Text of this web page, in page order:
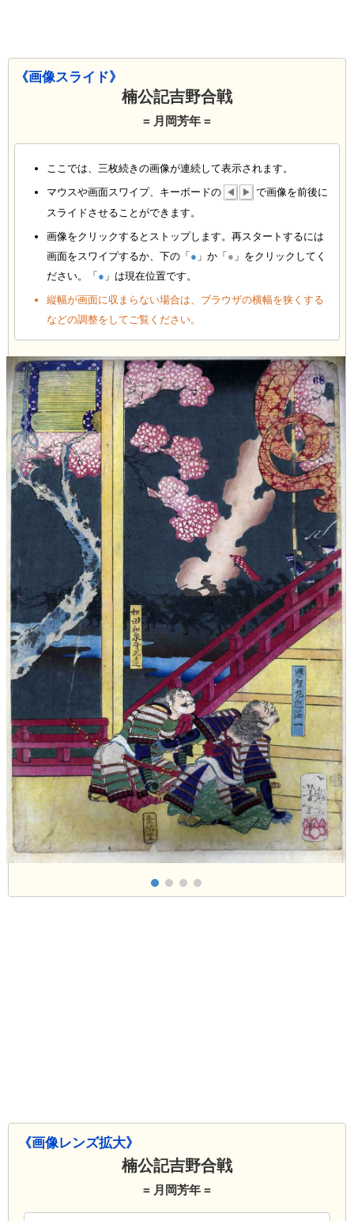
《画像スライド》
楠公記吉野合戦
= 月岡芳年 =
ここでは、三枚続きの画像が連続して表示されます。
マウスや画面スワイプ、キーボードの ◀ ▶ で画像を前後に
スライドさせることができます。
画像をクリックするとストップします。再スタートするには
画面をスワイプするか、下の「 ● 」か「 ● 」をクリックしてく
ださい。「 ● 」は現在位置です。
縦幅が画面に収まらない場合は、ブラウザの横幅を狭くする
などの調整をしてご覧ください。
《画像レンズ拡大》
楠公記吉野合戦
= 月岡芳年 =